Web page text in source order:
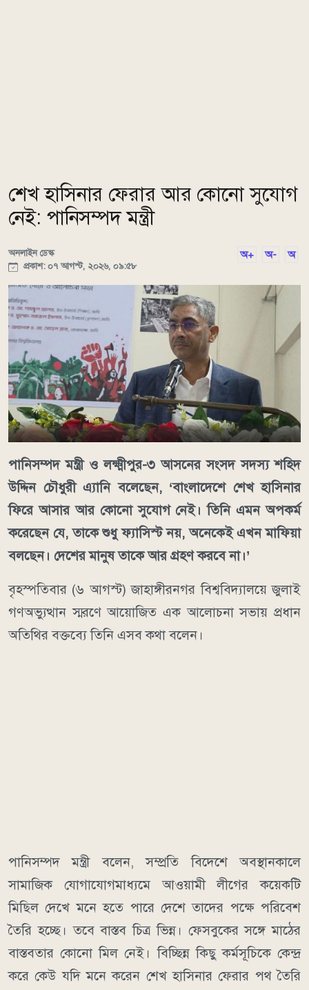
শেখ হাসিনার ফেরার আর কোনো সুযোগ
নেই: পানিসম্পদ মন্ত্রী
অনলাইন ডেস্ক
প্রকাশ: ০৭ আগস্ট, ২০২৬, ০৯:৫৮
অ+ অ- অ
পানিসম্পদ মন্ত্রী ও লক্ষ্মীপুর-৩ আসনের সংসদ সদস্য শহিদ
উদ্দিন চৌধুরী এ্যানি বলেছেন, ‘বাংলাদেশে শেখ হাসিনার
ফিরে আসার আর কোনো সুযোগ নেই। তিনি এমন অপকর্ম
করেছেন যে, তাকে শুধু ফ্যাসিস্ট নয়, অনেকেই এখন মাফিয়া
বলছেন। দেশের মানুষ তাকে আর গ্রহণ করবে না।’
বৃহস্পতিবার (৬ আগস্ট) জাহাঙ্গীরনগর বিশ্ববিদ্যালয়ে জুলাই
গণঅভ্যুত্থান স্মরণে আয়োজিত এক আলোচনা সভায় প্রধান
অতিথির বক্তব্যে তিনি এসব কথা বলেন।
পানিসম্পদ মন্ত্রী বলেন, সম্প্রতি বিদেশে অবস্থানকালে
সামাজিক যোগাযোগমাধ্যমে আওয়ামী লীগের কয়েকটি
মিছিল দেখে মনে হতে পারে দেশে তাদের পক্ষে পরিবেশ
তৈরি হচ্ছে। তবে বাস্তব চিত্র ভিন্ন। ফেসবুকের সঙ্গে মাঠের
বাস্তবতার কোনো মিল নেই। বিচ্ছিন্ন কিছু কর্মসূচিকে কেন্দ্র
করে কেউ যদি মনে করেন শেখ হাসিনার ফেরার পথ তৈরি